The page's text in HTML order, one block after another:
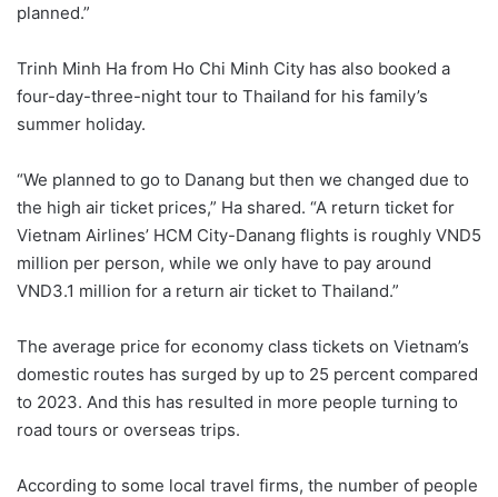
planned.”
Trinh Minh Ha from Ho Chi Minh City has also booked a
four-day-three-night tour to Thailand for his family’s
summer holiday.
“We planned to go to Danang but then we changed due to
the high air ticket prices,” Ha shared. “A return ticket for
Vietnam Airlines’ HCM City-Danang flights is roughly VND5
million per person, while we only have to pay around
VND3.1 million for a return air ticket to Thailand.”
The average price for economy class tickets on Vietnam’s
domestic routes has surged by up to 25 percent compared
to 2023. And this has resulted in more people turning to
road tours or overseas trips.
According to some local travel firms, the number of people